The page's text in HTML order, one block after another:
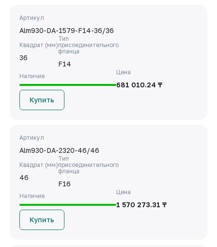
Артикул
Alm930-DA-1579-F14-36/36
Квадрат (мм)
36
Тип
присоединительного
фланца
F14
Наличие
Цена
681 010.24 ₸
Купить
Артикул
Alm930-DA-2320-46/46
Квадрат (мм)
46
Тип
присоединительного
фланца
F16
Наличие
Цена
1 570 273.31 ₸
Купить